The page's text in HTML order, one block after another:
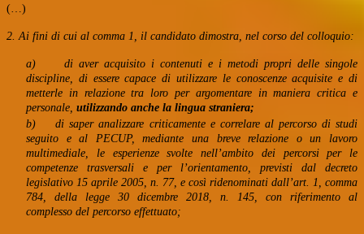
(…)
2. Ai fini di cui al comma 1, il candidato dimostra, nel corso del colloquio:
a)
di aver acquisito i contenuti e i metodi propri delle singole
discipline, di essere capace di utilizzare le conoscenze acquisite e di
metterle in relazione tra loro per argomentare in maniera critica e
personale, utilizzando anche la lingua straniera;
b)
di saper analizzare criticamente e correlare al percorso di studi
seguito e al PECUP, mediante una breve relazione o un lavoro
multimediale, le esperienze svolte nell’ambito dei percorsi per le
competenze trasversali e per l’orientamento, previsti dal decreto
legislativo 15 aprile 2005, n. 77, e così ridenominati dall’art. 1, comma
784, della legge 30 dicembre 2018, n. 145, con riferimento al
complesso del percorso effettuato;